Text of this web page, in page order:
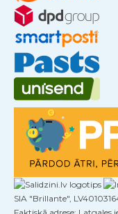
SIA "Brillante",